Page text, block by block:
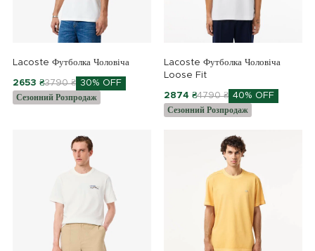
Lacoste Футболка Чоловіча
2653 ₴3790 ₴ 30% OFF
Сезонний Розпродаж
Lacoste Футболка Чоловіча
Loose Fit
2874 ₴4790 ₴ 40% OFF
Сезонний Розпродаж